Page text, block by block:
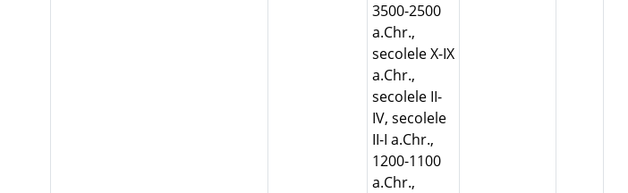
3500-2500
a.Chr.,
secolele X-IX
a.Chr.,
secolele II-
IV, secolele
II-I a.Chr.,
1200-1100
a.Chr.,